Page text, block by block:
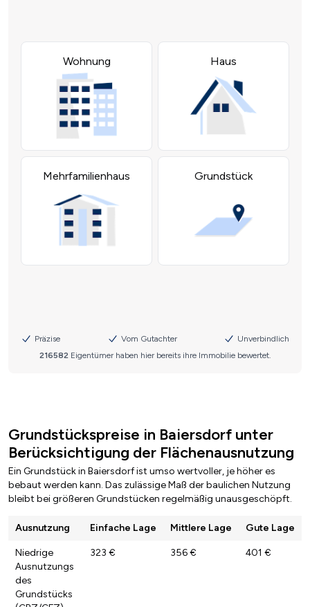
Grundstückspreise in Baiersdorf unter
Berücksichtigung der Flächenausnutzung
Ein Grundstück in Baiersdorf ist umso wertvoller, je höher es
bebaut werden kann. Das zulässige Maß der baulichen Nutzung
bleibt bei größeren Grundstücken regelmäßig unausgeschöpft.
Ausnutzung Einfache Lage Mittlere Lage Gute Lage
Niedrige
Ausnutzungs
des
Grundstücks
323 € 356 € 401 €